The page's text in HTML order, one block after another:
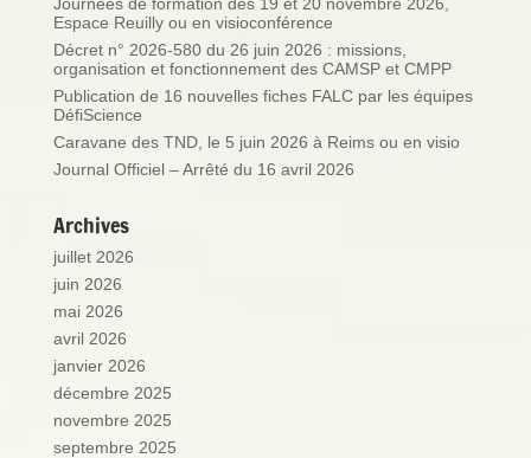
Espace Reuilly ou en visioconférence
Décret n° 2026-580 du 26 juin 2026 : missions,
organisation et fonctionnement des CAMSP et CMPP
Publication de 16 nouvelles fiches FALC par les équipes
DéfiScience
Caravane des TND, le 5 juin 2026 à Reims ou en visio
Journal Officiel – Arrêté du 16 avril 2026
Archives
juillet 2026
juin 2026
mai 2026
avril 2026
janvier 2026
décembre 2025
novembre 2025
septembre 2025